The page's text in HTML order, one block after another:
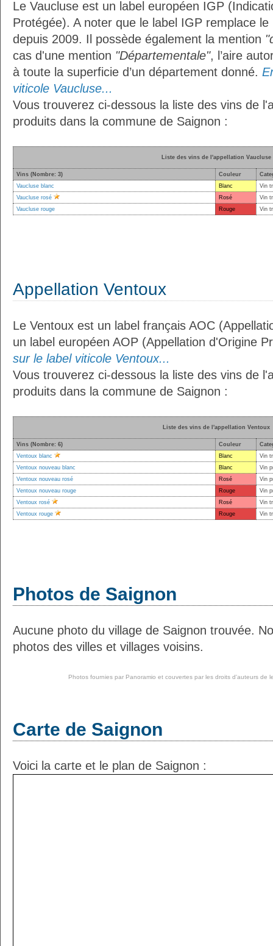
Le Vaucluse est un label européen IGP
Protégée). A noter que le label IGP remplace
depuis 2009. Il possède également la mention
cas d'une mention "Départementale", l’aire
à toute la superficie d’un département donné.
viticole Vaucluse...
Vous trouverez ci-dessous la liste des vins de
produits dans la commune de Saignon :
Liste des vins de l'appellation Vaucluse
Vins (Nombre: 3) Couleur
Vaucluse blanc
Blanc
Vin
Vaucluse rosé
Rosé
Vin
Vaucluse rouge
Rouge Vin
Appellation Ventoux
Le Ventoux est un label français AOC
un label européen AOP (Appellation d'Origine
sur le label viticole Ventoux...
Vous trouverez ci-dessous la liste des vins de
produits dans la commune de Saignon :
Liste des vins de l'appellation Ventoux
Vins (Nombre: 6) Couleur
Ventoux blanc
Blanc
Vin
Ventoux nouveau blanc
Blanc
Vin
Ventoux nouveau rosé
Rosé
Vin
Ventoux nouveau rouge
Rouge
Vin
Ventoux rosé
Rosé
Vin
Ventoux rouge
Rouge Vin
Photos de Saignon
Aucune photo du village de Saignon trouvée.
photos des villes et villages voisins.
Photos fournies par Panoramio et couvertes par les droits d'auteurs de
Carte de Saignon
Voici la carte et le plan de Saignon :